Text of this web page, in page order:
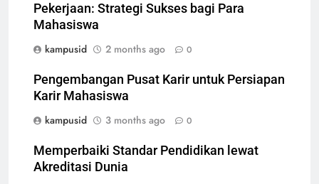
Pekerjaan: Strategi Sukses bagi Para
Mahasiswa
kampusid
2 months ago 0
Pengembangan Pusat Karir untuk Persiapan
Karir Mahasiswa
kampusid
3 months ago 0
Memperbaiki Standar Pendidikan lewat
Akreditasi Dunia